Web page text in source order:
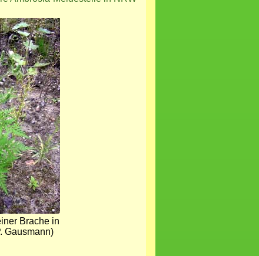
Brache in
Gausmann)